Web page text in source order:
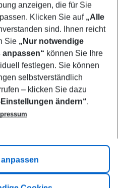
filter
anzeigen, die für Sie
Klicken Sie auf „Alle
sind. Ihnen reicht
Sie „Nur notwendige
anpassen“ können Sie Ihre
festlegen. Sie können
selbstverständlich
– klicken Sie dazu
ändern“.